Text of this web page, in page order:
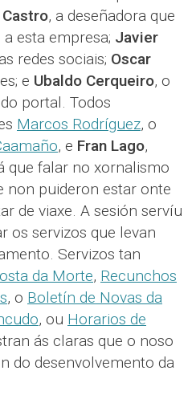
, a deseñadora que
esta empresa; Javier
redes sociais; Oscar
e Ubaldo Cerqueiro, o
portal. Todos
Marcos Rodríguez, o
, e Fran Lago,
que falar no xornalismo
non puideron estar onte
de viaxe. A sesión servíu
os servizos que levan
Servizos tan
da Morte, Recunchos
, o Boletín de Novas da
, ou Horarios de
ás claras que o noso
do desenvolvemento da